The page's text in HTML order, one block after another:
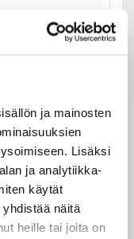
ja mainosten
Lisäksi
ja analytiikka-
käytät
näitä
heille tai joita on